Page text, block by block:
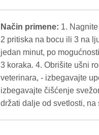
Način primene: 1.
2 pritiska na bocu ili 3 na
jedan minut, po
3 koraka. 4. Obrišite ušni
veterinara, - izbegavajte
izbegavajte čišćenje
držati dalje od svetlosti, na